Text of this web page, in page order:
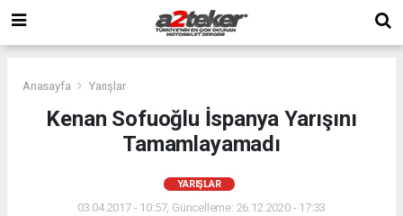
Anasayfa Yarışlar
Kenan Sofuoğlu İspanya Yarışını
Tamamlayamadı
YARIŞLAR
03.04.2017 - 10:57, Güncelleme: 26.12.2020 - 17:33